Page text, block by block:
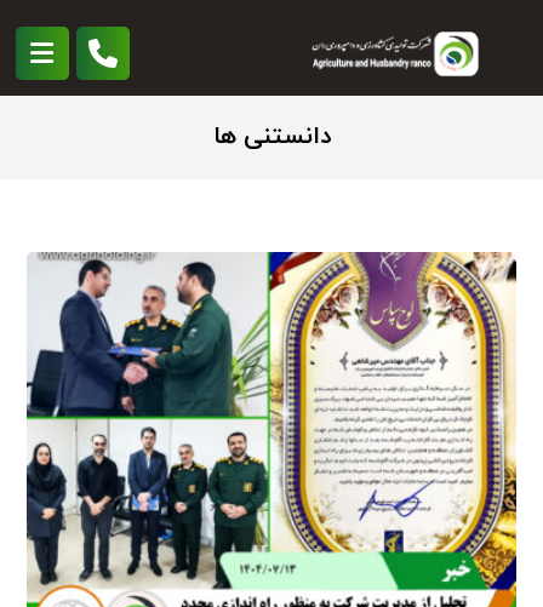
دانستنی ها